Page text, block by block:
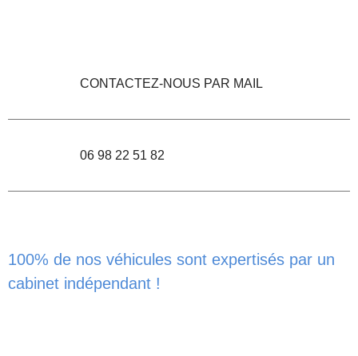
CONTACTEZ-NOUS PAR MAIL
06 98 22 51 82
100% de nos véhicules sont expertisés par un
cabinet indépendant !